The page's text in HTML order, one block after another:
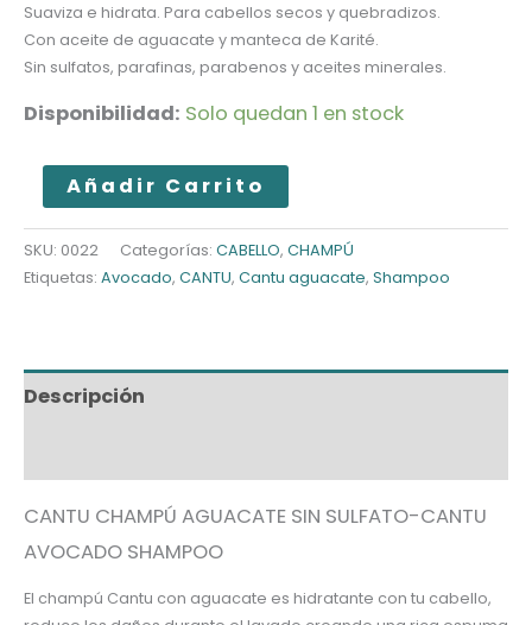
Suaviza e hidrata. Para cabellos secos y quebradizos.
Con aceite de aguacate y manteca de Karité.
Sin sulfatos, parafinas, parabenos y aceites minerales.
Disponibilidad: Solo quedan 1 en stock
CANTU
CHAMPÚ
AGUACATE
cantidad
Añadir Carrito
SKU: 0022 Categorías: CABELLO, CHAMPÚ
Etiquetas: Avocado, CANTU, Cantu aguacate, Shampoo
Descripción
CANTU CHAMPÚ AGUACATE SIN SULFATO-CANTU
AVOCADO SHAMPOO
El champú Cantu con aguacate es hidratante con tu cabello,